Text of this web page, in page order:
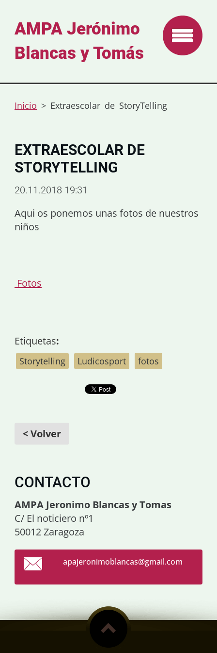
AMPA Jerónimo
Blancas y Tomás
Inicio > Extraescolar de StoryTelling
EXTRAESCOLAR DE
STORYTELLING
20.11.2018 19:31
Aqui os ponemos unas fotos de nuestros
niños
Fotos
Etiquetas:
Storytelling Ludicosport fotos
< Volver
CONTACTO
AMPA Jeronimo Blancas y Tomas
C/ El noticiero nº1
50012 Zaragoza
apajeronimoblancas@gmail.com